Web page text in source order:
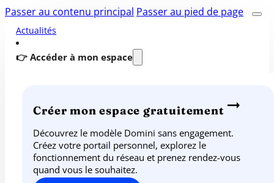
Passer au contenu principal Passer au pied de page
Actualités
👉 Accéder à mon espace
Créer mon espace gratuitement
Découvrez le modèle Domini sans engagement.
Créez votre portail personnel, explorez le
fonctionnement du réseau et prenez rendez-vous
quand vous le souhaitez.